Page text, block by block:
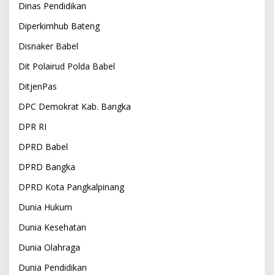
Dinas Pendidikan
Diperkimhub Bateng
Disnaker Babel
Dit Polairud Polda Babel
DitjenPas
DPC Demokrat Kab. Bangka
DPR RI
DPRD Babel
DPRD Bangka
DPRD Kota Pangkalpinang
Dunia Hukum
Dunia Kesehatan
Dunia Olahraga
Dunia Pendidikan